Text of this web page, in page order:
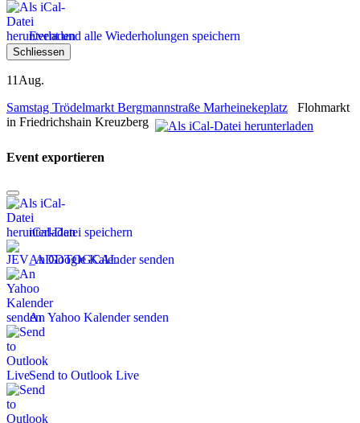
Event und alle Wiederholungen speichern
Schliessen
11 Aug.
Samstag Trödelmarkt Bergmannstraße Marheinekeplatz Flohmarkt
in Friedrichshain Kreuzberg
Event exportieren
iCal-Datei speichern
An Google Kalender senden
An Yahoo Kalender senden
Send to Outlook Live